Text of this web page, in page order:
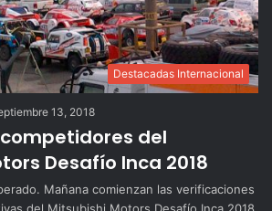
Destacadas Internacional
13, 2018
del
Desafío Inca 2018
Mañana comienzan las verificaciones